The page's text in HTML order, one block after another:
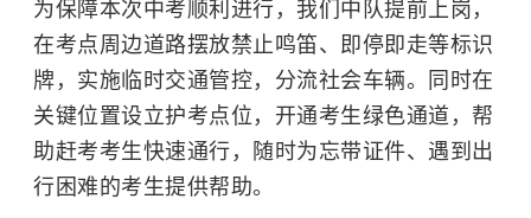
为保障本次中考顺利进行，我们中队提前上岗，
在考点周边道路摆放禁止鸣笛、即停即走等标识
牌，实施临时交通管控，分流社会车辆。同时在
关键位置设立护考点位，开通考生绿色通道，帮
助赶考考生快速通行，随时为忘带证件、遇到出
行困难的考生提供帮助。